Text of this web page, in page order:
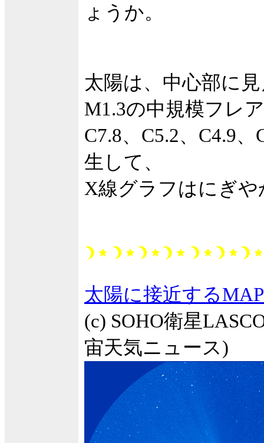
ょうか。
太陽は、中心部に
M1.3の中規模フレ
C7.8、C5.2、C4.9
生して、
X線グラフはにぎ
太陽に接近する
(c) SOHO衛星
宙天気ニュース)